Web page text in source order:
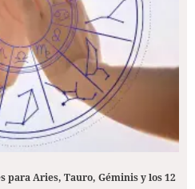
para Aries, Tauro, Géminis y los 12